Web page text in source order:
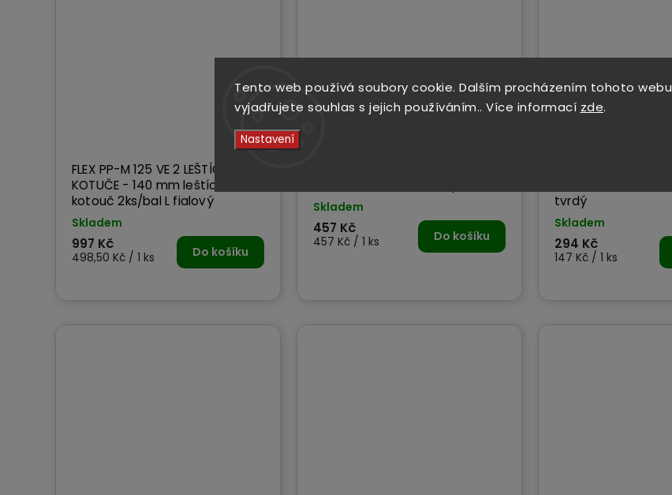
Tento web používá soubory cookie. Dalším procházením tohoto webu
vyjadřujete souhlas s jejich používáním.. Více informací zde.
Nastavení
FLEX PP-M 125 VE 2 LEŠTÍCÍ
KOTUČE - 140 mm leštící
kotouč 2ks/bal L fialový
Skladem
997 Kč
498,50 Kč / 1 ks Do košíku
Skladem
457 Kč
457 Kč / 1 ks Do košíku
tvrdý
Skladem
294 Kč
147 Kč / 1 ks